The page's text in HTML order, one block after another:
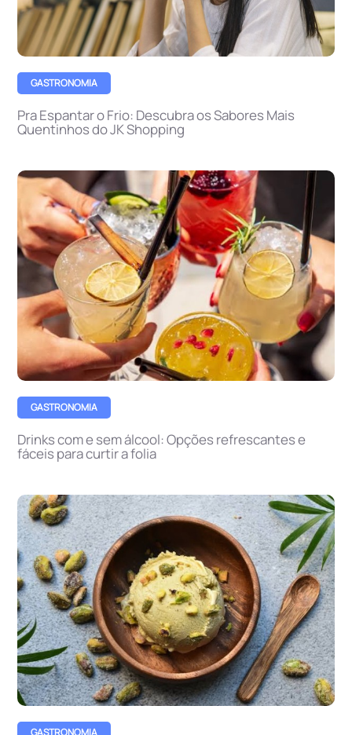
GASTRONOMIA
Pra Espantar o Frio: Descubra os Sabores Mais
Quentinhos do JK Shopping
GASTRONOMIA
Drinks com e sem álcool: Opções refrescantes e
fáceis para curtir a folia
GASTRONOMIA